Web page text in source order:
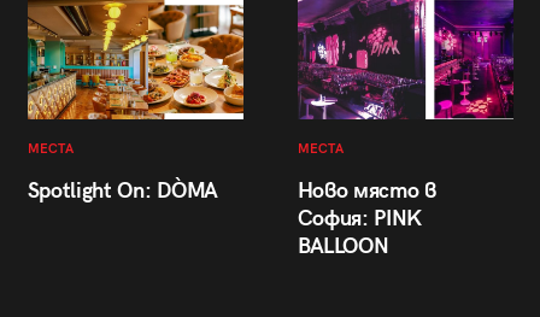
МЕСТА
Spotlight On: DÒMA
МЕСТА
Ново място в
София: PINK
BALLOON